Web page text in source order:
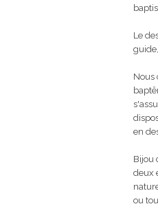
Le
Nous
en
Bijou
deux
ou